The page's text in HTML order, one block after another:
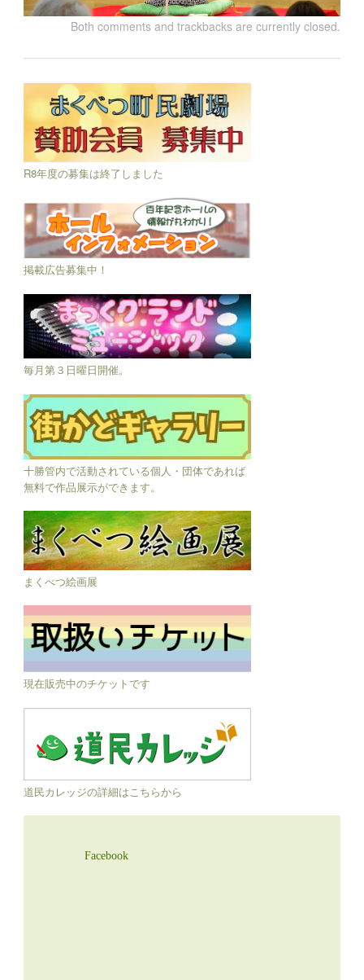
Both comments and trackbacks are currently closed.
R8年度の募集は終了しました
掲載広告募集中！
毎月第３日曜日開催。
十勝管内で活動されている個人・団体であれば
無料で作品展示ができます。
まくべつ絵画展
現在販売中のチケットです
道民カレッジの詳細はこちらから
Facebook